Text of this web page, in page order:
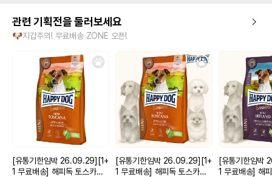
관련 기획전을 둘러보세요
🐶지갑주의! 무료배송 ZONE 오픈!
[유통기한임박 26.09.29][1+
1 무료배송] 해피독 토스카나
[유통기한임박 26.09.29][1+
1 무료배송] 해피독 토스카나
[유통기한임박
1 무료배송] 해